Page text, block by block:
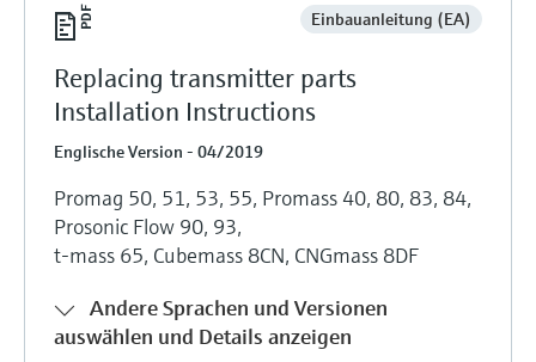
Einbauanleitung (EA)
Replacing transmitter parts
Installation Instructions
Englische Version - 04/2019
Promag 50, 51, 53, 55, Promass 40, 80, 83, 84,
Prosonic Flow 90, 93,
t-mass 65, Cubemass 8CN, CNGmass 8DF
Andere Sprachen und Versionen
auswählen und Details anzeigen